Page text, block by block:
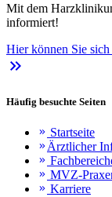
Mit dem
informiert!
Hier können Sie sich
keyboard_double_arrow_right
Häufig besuchte Seiten
keyboard_double_arrow_right Startseite
keyboard_double_arrow_right Ärztlicher
keyboard_double_arrow_right
keyboard_double_arrow_right MVZ-
keyboard_double_arrow_right Karriere